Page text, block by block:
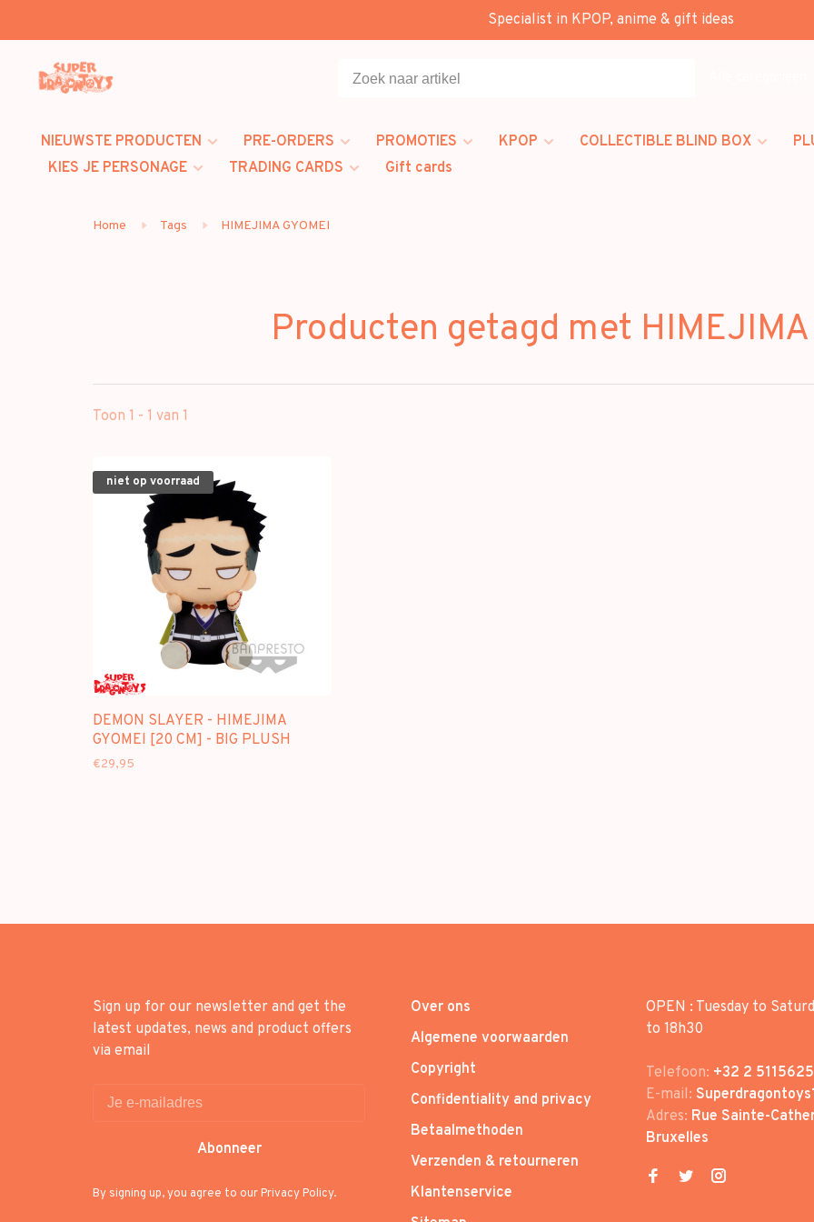
Specialist in KPOP, anime & gift ideas
NIEUWSTE PRODUCTEN PRE-ORDERS PROMOTIES KPOP COLLECTIBLE BLIND BOX
KIES JE PERSONAGE
TRADING CARDS Gift cards
Home Tags HIMEJIMA GYOMEI
Producten getagd met HIMEJIMA
Toon 1 - 1 van 1
niet op voorraad
DEMON SLAYER - HIMEJIMA
GYOMEI [20 CM] - BIG PLUSH
€29,95
Sign up for our newsletter and get the
latest updates, news and product offers
via email
Abonneer
By signing up, you agree to our Privacy Policy.
Over ons
Algemene voorwaarden
Copyright
Confidentiality and privacy
Betaalmethoden
Verzenden & retourneren
Klantenservice
OPEN : Tuesday to
to 18h30
Telefoon: +32 2 5115625
E-mail:
Adres: Rue Sainte-
Bruxelles